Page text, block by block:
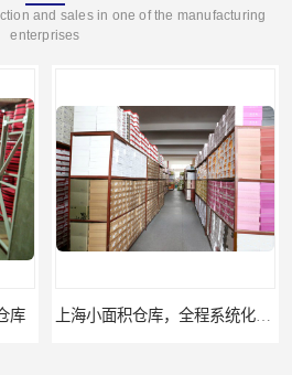
and sales in one of the manufacturing
enterprises